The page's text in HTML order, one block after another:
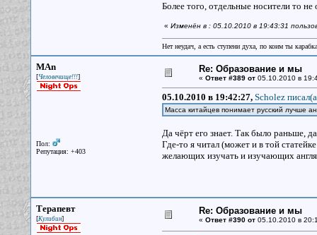
Более того, отдельные носители то
« Изменён в : 05.10.2010 в 19:43:31
Нет неудач, а есть ступени духа, по коим ты
MAn
[Человечище!!!]
Пол:
Репутация: +403
Re: Образование и мы
« Ответ #389 от05.10.2010 в
05.10.2010 в 19:42:27, Scholez
Масса китайцев понимает русский лучше
Да чёрт его знает. Так было раньше,
Где-то я читал (может и в той
желающих изучать и изучающих
Терапевт
[Кулибин]
Re: Образование и мы
« Ответ #390 от05.10.2010 в